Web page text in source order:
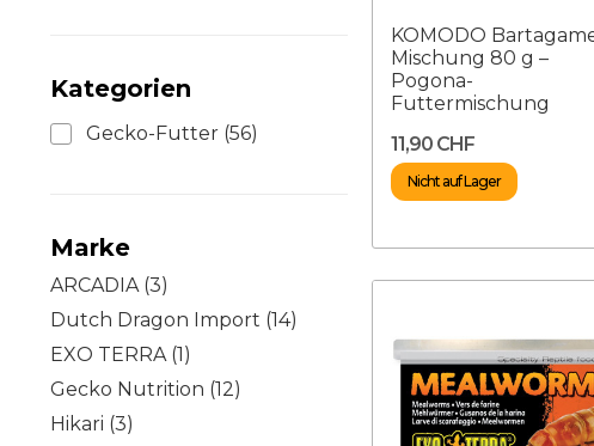
Kategorien
Gecko-Futter (56)
Marke
ARCADIA (3)
Dutch Dragon Import (14)
EXO TERRA (1)
Gecko Nutrition (12)
Hikari (3)
KOMODO
Mischung 80 g –
Pogona-
Futtermischung
11,90 CHF
Nicht auf Lager